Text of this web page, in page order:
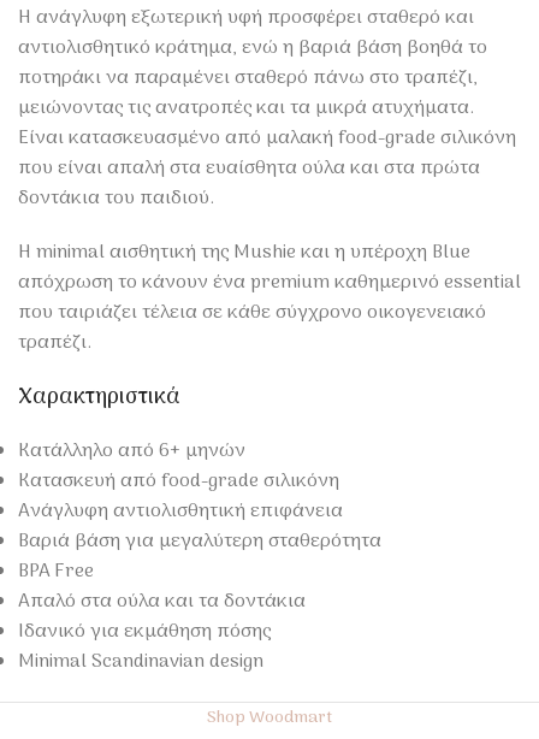
Η ανάγλυφη εξωτερική υφή προσφέρει σταθερό και
αντιολισθητικό κράτημα, ενώ η βαριά βάση βοηθά το
ποτηράκι να παραμένει σταθερό πάνω στο τραπέζι,
μειώνοντας τις ανατροπές και τα μικρά ατυχήματα.
Είναι κατασκευασμένο από μαλακή food-grade σιλικόνη
που είναι απαλή στα ευαίσθητα ούλα και στα πρώτα
δοντάκια του παιδιού.
Η minimal αισθητική της Mushie και η υπέροχη Blue
απόχρωση το κάνουν ένα premium καθημερινό essential
που ταιριάζει τέλεια σε κάθε σύγχρονο οικογενειακό
τραπέζι.
Χαρακτηριστικά
Κατάλληλο από 6+ μηνών
Κατασκευή από food-grade σιλικόνη
Ανάγλυφη αντιολισθητική επιφάνεια
Βαριά βάση για μεγαλύτερη σταθερότητα
BPA Free
Απαλό στα ούλα και τα δοντάκια
Ιδανικό για εκμάθηση πόσης
Minimal Scandinavian design
Shop Woodmart